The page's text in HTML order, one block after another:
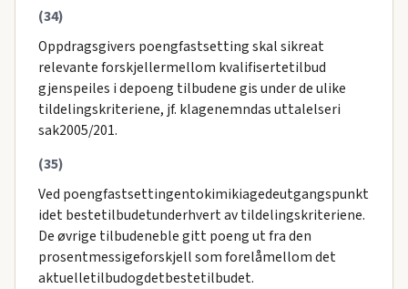
(34)
Oppdragsgivers poengfastsetting skal sikreat
relevante forskjellermellom kvalifisertetilbud
gjenspeiles i depoeng tilbudene gis under de ulike
tildelingskriteriene, jf. klagenemndas uttalelseri
sak2005/201.
(35)
Ved poengfastsettingentokimikiagedeutgangspunkt
idet bestetilbudetunderhvert av tildelingskriteriene.
De øvrige tilbudeneble gitt poeng ut fra den
prosentmessigeforskjell som forelåmellom det
aktuelletilbudogdetbestetilbudet.